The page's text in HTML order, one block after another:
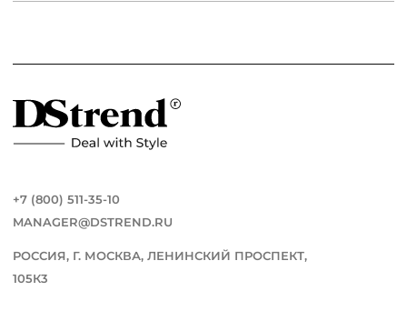
+7 (800) 511-35-10
MANAGER@DSTREND.RU
РОССИЯ, Г. МОСКВА, ЛЕНИНСКИЙ ПРОСПЕКТ,
105К3